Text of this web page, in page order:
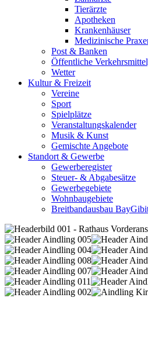
Tierärzte
Apotheken
Krankenhäuser
Medizinische
Post & Banken
Öffentliche
Wetter
Kultur & Freizeit
Vereine
Sport
Spielplätze
Veranstaltungskalender
Musik & Kunst
Gemischte Angebote
Standort & Gewerbe
Gewerberegister
Steuer- & Abgabesätze
Gewerbegebiete
Wohnbaugebiete
Breitbandausbau